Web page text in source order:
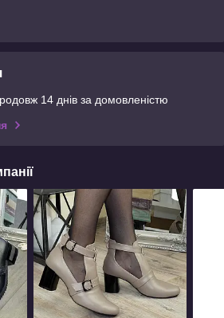
14 днів за домовленістю